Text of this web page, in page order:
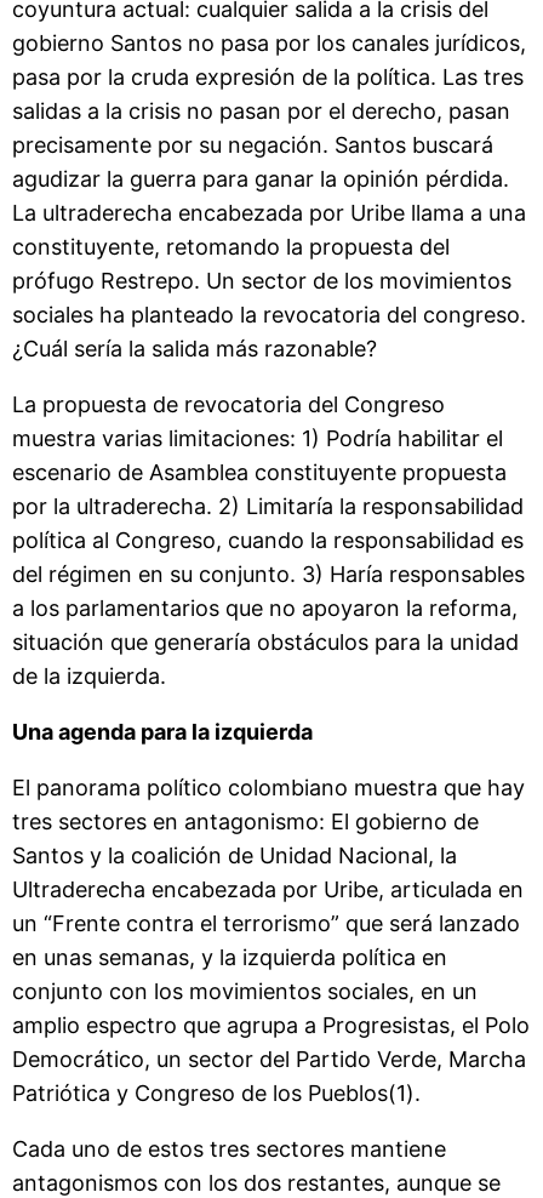
coyuntura actual: cualquier salida a la crisis del
gobierno Santos no pasa por los canales jurídicos,
pasa por la cruda expresión de la política. Las tres
salidas a la crisis no pasan por el derecho, pasan
precisamente por su negación. Santos buscará
agudizar la guerra para ganar la opinión pérdida.
La ultraderecha encabezada por Uribe llama a una
constituyente, retomando la propuesta del
prófugo Restrepo. Un sector de los movimientos
sociales ha planteado la revocatoria del congreso.
¿Cuál sería la salida más razonable?
La propuesta de revocatoria del Congreso
muestra varias limitaciones: 1) Podría habilitar el
escenario de Asamblea constituyente propuesta
por la ultraderecha. 2) Limitaría la responsabilidad
política al Congreso, cuando la responsabilidad es
del régimen en su conjunto. 3) Haría responsables
a los parlamentarios que no apoyaron la reforma,
situación que generaría obstáculos para la unidad
de la izquierda.
Una agenda para la izquierda
El panorama político colombiano muestra que hay
tres sectores en antagonismo: El gobierno de
Santos y la coalición de Unidad Nacional, la
Ultraderecha encabezada por Uribe, articulada en
un “Frente contra el terrorismo” que será lanzado
en unas semanas, y la izquierda política en
conjunto con los movimientos sociales, en un
amplio espectro que agrupa a Progresistas, el Polo
Democrático, un sector del Partido Verde, Marcha
Patriótica y Congreso de los Pueblos(1).
Cada uno de estos tres sectores mantiene
antagonismos con los dos restantes, aunque se